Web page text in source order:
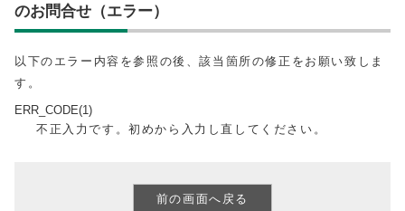
のお問合せ（エラー）
以下のエラー内容を参照の後、該当箇所の修正をお願い致しま
す。
ERR_CODE(1)
不正入力です。初めから入力し直してください。